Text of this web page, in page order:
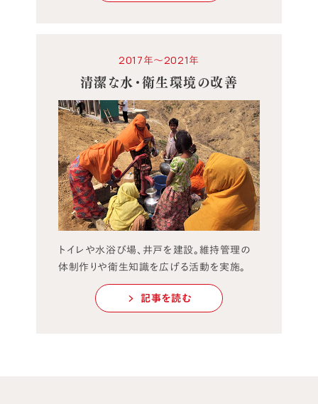
2017年～2021年
清潔な水・衛生環境の改善
トイレや水浴び場、井戸を建設。維持管理の
体制作りや衛生知識を広げる活動を実施。
記事を読む